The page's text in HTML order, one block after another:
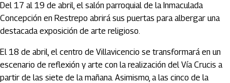
Del 17 al 19 de abril, el salón parroquial de la Inmaculada
Concepción en Restrepo abrirá sus puertas para albergar una
destacada exposición de arte religioso.
El 18 de abril, el centro de Villavicencio se transformará en un
escenario de reflexión y arte con la realización del Vía Crucis a
partir de las siete de la mañana. Asimismo, a las cinco de la